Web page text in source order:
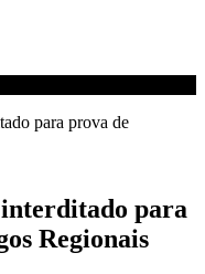
para
Regionais